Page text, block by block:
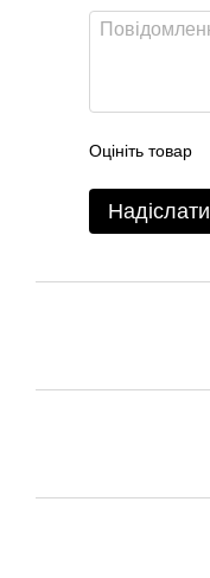
Оцініть товар
Надіслати